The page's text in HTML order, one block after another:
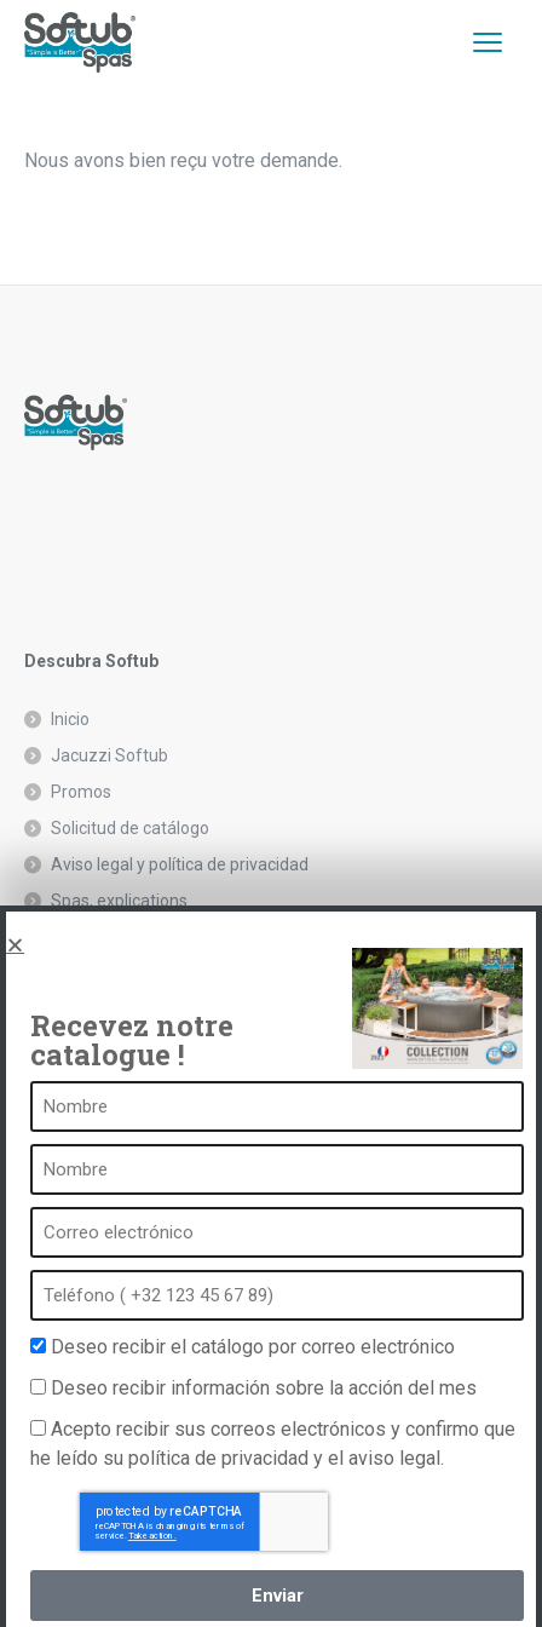
Nous avons bien reçu votre demande.
Descubra Softub
Inicio
Jacuzzi Softub
Promos
Solicitud de catálogo
Aviso legal y política de privacidad
Spas, explications
¿Qué es un balneario?
Spa interior
Spa exterior
Spa en invierno
Sitio web creado por
Productos
Condiciones generales de venta
Español
Recevez notre
catalogue !
Deseo recibir el catálogo por correo electrónico
Deseo recibir información sobre la acción del mes
Acepto recibir sus correos electrónicos y confirmo que
he leído su política de privacidad y el aviso legal.
Enviar